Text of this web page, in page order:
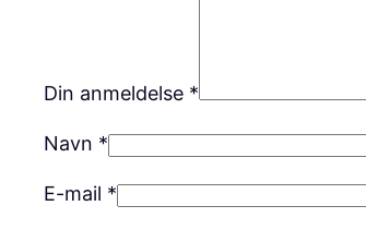
Din anmeldelse *
Navn *
E-mail *